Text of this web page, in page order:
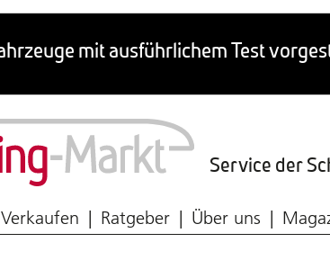
Service der
Verkaufen Ratgeber Über uns